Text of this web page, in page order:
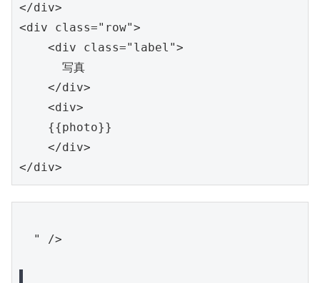
</div>
<div class="row">
    <div class="label">
      写真
    </div>
    <div>
    {{photo}}
    </div>
" />